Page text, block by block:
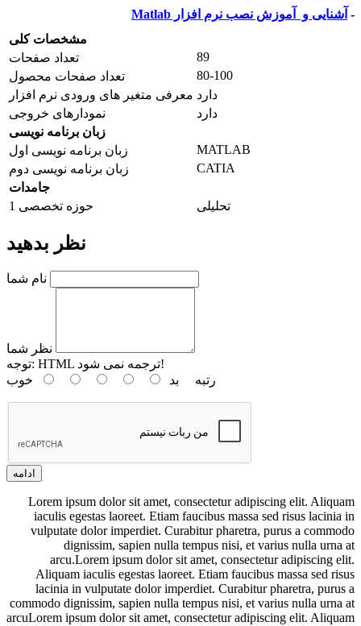
- آشنایی و آموزش نصب نرم افزار Matlab
مشخصات کلی
تعداد صفحات
89
تعداد صفحات محصول
80-100
معرفی متغیر های ورودی نرم افزار دارد
نمودارهای خروجی
دارد
زبان برنامه نویسی
زبان برنامه نویسی اول
MATLAB
زبان برنامه نویسی دوم
CATIA
جامدات
حوزه تخصصی 1
تحلیلی
نظر بدهید
نام شما
نظر شما
توجه:
HTML ترجمه نمی شود!
رتبه بد خوب
ادامه
Lorem ipsum dolor sit amet, consectetur adipiscing elit. Aliquam
iaculis egestas laoreet. Etiam faucibus massa sed risus lacinia in
vulputate dolor imperdiet. Curabitur pharetra, purus a commodo
dignissim, sapien nulla tempus nisi, et varius nulla urna at
arcu.Lorem ipsum dolor sit amet, consectetur adipiscing elit.
Aliquam iaculis egestas laoreet. Etiam faucibus massa sed risus
lacinia in vulputate dolor imperdiet. Curabitur pharetra, purus a
commodo dignissim, sapien nulla tempus nisi, et varius nulla urna at
arcuLorem ipsum dolor sit amet, consectetur adipiscing elit. Aliquam